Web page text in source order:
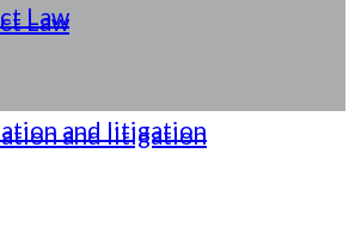
Law
and litigation
Law
and litigation